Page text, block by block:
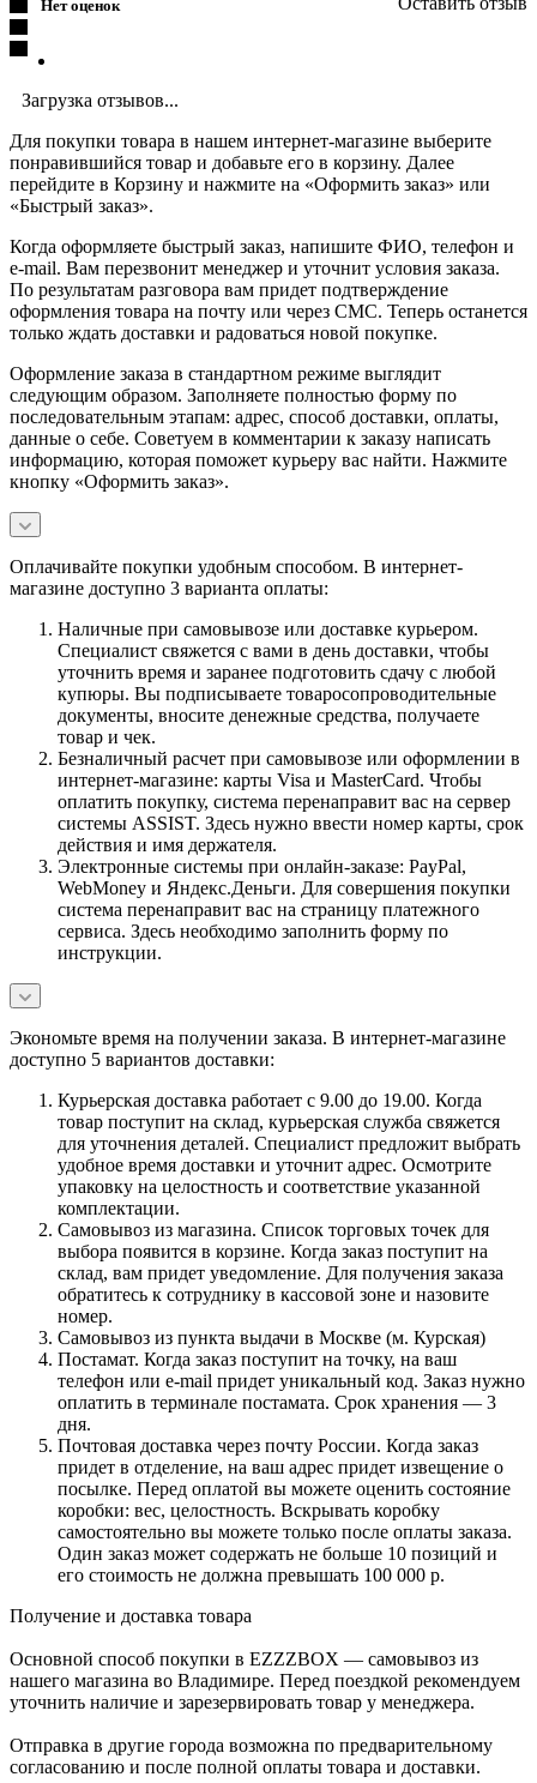
Нет оценок
Загрузка отзывов...
Для покупки товара в нашем интернет-магазине выберите
понравившийся товар и добавьте его в корзину. Далее
перейдите в Корзину и нажмите на «Оформить заказ» или
«Быстрый заказ».
Когда оформляете быстрый заказ, напишите ФИО, телефон и
e-mail. Вам перезвонит менеджер и уточнит условия заказа.
По результатам разговора вам придет подтверждение
оформления товара на почту или через СМС. Теперь останется
только ждать доставки и радоваться новой покупке.
Оформление заказа в стандартном режиме выглядит
следующим образом. Заполняете полностью форму по
последовательным этапам: адрес, способ доставки, оплаты,
данные о себе. Советуем в комментарии к заказу написать
информацию, которая поможет курьеру вас найти. Нажмите
кнопку «Оформить заказ».
Оплачивайте покупки удобным способом. В интернет-
магазине доступно 3 варианта оплаты:
Наличные при самовывозе или доставке курьером.
Специалист свяжется с вами в день доставки, чтобы
уточнить время и заранее подготовить сдачу с любой
купюры. Вы подписываете товаросопроводительные
документы, вносите денежные средства, получаете
товар и чек.
Безналичный расчет при самовывозе или оформлении в
интернет-магазине: карты Visa и MasterCard. Чтобы
оплатить покупку, система перенаправит вас на сервер
системы ASSIST. Здесь нужно ввести номер карты, срок
действия и имя держателя.
Электронные системы при онлайн-заказе: PayPal,
WebMoney и Яндекс.Деньги. Для совершения покупки
система перенаправит вас на страницу платежного
сервиса. Здесь необходимо заполнить форму по
инструкции.
Экономьте время на получении заказа. В интернет-магазине
доступно 5 вариантов доставки:
Курьерская доставка работает с 9.00 до 19.00. Когда
товар поступит на склад, курьерская служба свяжется
для уточнения деталей. Специалист предложит выбрать
удобное время доставки и уточнит адрес. Осмотрите
упаковку на целостность и соответствие указанной
комплектации.
Самовывоз из магазина. Список торговых точек для
выбора появится в корзине. Когда заказ поступит на
склад, вам придет уведомление. Для получения заказа
обратитесь к сотруднику в кассовой зоне и назовите
номер.
Самовывоз из пункта выдачи в Москве (м. Курская)
Постамат. Когда заказ поступит на точку, на ваш
телефон или e-mail придет уникальный код. Заказ нужно
оплатить в терминале постамата. Срок хранения — 3
дня.
Почтовая доставка через почту России. Когда заказ
придет в отделение, на ваш адрес придет извещение о
посылке. Перед оплатой вы можете оценить состояние
коробки: вес, целостность. Вскрывать коробку
самостоятельно вы можете только после оплаты заказа.
Один заказ может содержать не больше 10 позиций и
его стоимость не должна превышать 100 000 р.
Получение и доставка товара
Основной способ покупки в EZZZBOX — самовывоз из
нашего магазина во Владимире. Перед поездкой рекомендуем
уточнить наличие и зарезервировать товар у менеджера.
Отправка в другие города возможна по предварительному
согласованию и после полной оплаты товара и доставки.